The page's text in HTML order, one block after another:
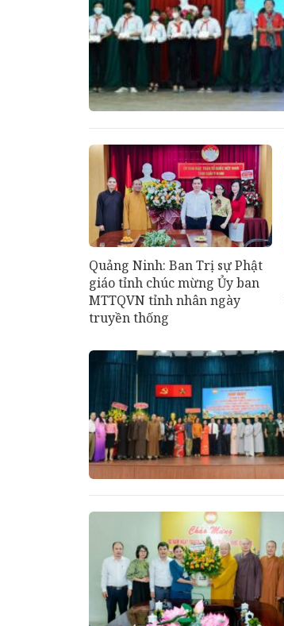
Quảng Ninh: Ban Trị sự Phật
giáo tỉnh chúc mừng Ủy ban
MTTQVN tỉnh nhân ngày
truyền thống